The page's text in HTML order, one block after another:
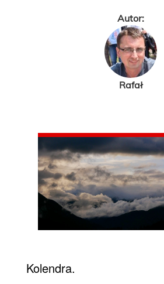
Autor:
Rafał
Kolendra.